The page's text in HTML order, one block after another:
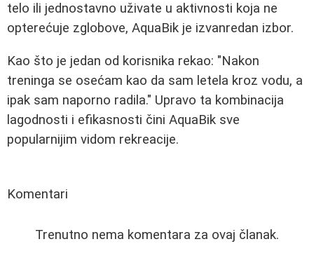
telo ili jednostavno uživate u aktivnosti koja ne
opterećuje zglobove, AquaBik je izvanredan izbor.
Kao što je jedan od korisnika rekao: "Nakon
treninga se osećam kao da sam letela kroz vodu, a
ipak sam naporno radila." Upravo ta kombinacija
lagodnosti i efikasnosti čini AquaBik sve
popularnijim vidom rekreacije.
Komentari
Trenutno nema komentara za ovaj članak.